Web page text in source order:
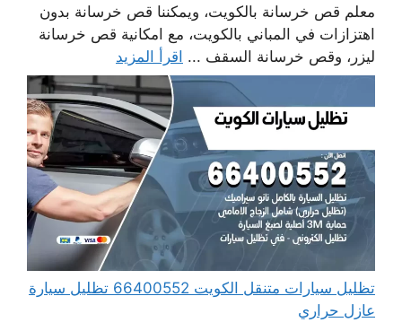
معلم قص خرسانة بالكويت، ويمكننا قص خرسانة بدون
اهتزازات في المباني بالكويت، مع امكانية قص خرسانة
ليزر، وقص خرسانة السقف ... اقرأ المزيد
تظليل سيارات متنقل الكويت 66400552 تظليل سيارة
عازل حراري